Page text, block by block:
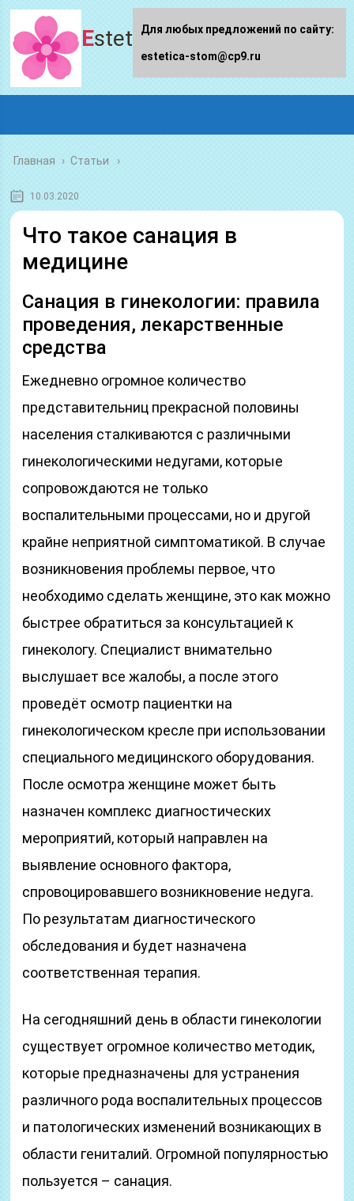
Estetica-stom.ru
Главная › Статьи
10.03.2020
Что такое санация в
медицине
Санация в гинекологии: правила
проведения, лекарственные
средства
Ежедневно огромное количество
представительниц прекрасной половины
населения сталкиваются с различными
гинекологическими недугами, которые
сопровождаются не только
воспалительными процессами, но и другой
крайне неприятной симптоматикой. В случае
возникновения проблемы первое, что
необходимо сделать женщине, это как можно
быстрее обратиться за консультацией к
гинекологу. Специалист внимательно
выслушает все жалобы, а после этого
проведёт осмотр пациентки на
гинекологическом кресле при использовании
специального медицинского оборудования.
После осмотра женщине может быть
назначен комплекс диагностических
мероприятий, который направлен на
выявление основного фактора,
спровоцировавшего возникновение недуга.
По результатам диагностического
обследования и будет назначена
соответственная терапия.
На сегодняшний день в области гинекологии
существует огромное количество методик,
которые предназначены для устранения
различного рода воспалительных процессов
и патологических изменений возникающих в
области гениталий. Огромной популярностью
пользуется – санация.
Для любых предложений по сайту:
estetica-stom@cp9.ru